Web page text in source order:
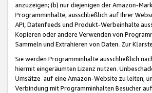
anzuzeigen; (b) nur diejenigen der Amazon-
Programminhalte, ausschließlich auf Ihrer
API, Datenfeeds und Produkt-Werbeinhalte
Kopieren oder andere Verwenden von
Sammeln und Extrahieren von Daten. Zur
Sie werden Programminhalte ausschließlich
hiermit eingeräumten Lizenz nutzen.
Umsätze auf eine Amazon-Website zu leiten,
Verbindung mit Programminhalten Besucher